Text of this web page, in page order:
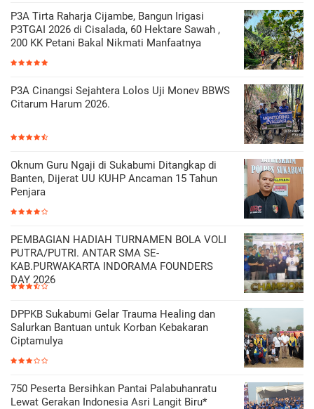
P3A Tirta Raharja Cijambe, Bangun Irigasi
P3TGAI 2026 di Cisalada, 60 Hektare Sawah ,
200 KK Petani Bakal Nikmati Manfaatnya
P3A Cinangsi Sejahtera Lolos Uji Monev BBWS
Citarum Harum 2026.
Oknum Guru Ngaji di Sukabumi Ditangkap di
Banten, Dijerat UU KUHP Ancaman 15 Tahun
Penjara
PEMBAGIAN HADIAH TURNAMEN BOLA VOLI
PUTRA/PUTRI. ANTAR SMA SE-
KAB.PURWAKARTA INDORAMA FOUNDERS
DAY 2026
DPPKB Sukabumi Gelar Trauma Healing dan
Salurkan Bantuan untuk Korban Kebakaran
Ciptamulya
750 Peserta Bersihkan Pantai Palabuhanratu
Lewat Gerakan Indonesia Asri Langit Biru*